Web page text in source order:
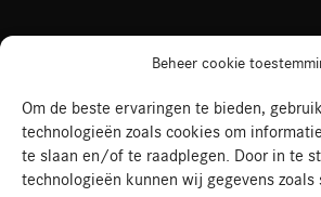
Beheer cookie
Om de beste ervaringen te bieden,
technologieën zoals cookies om
te slaan en/of te raadplegen. Door in te
technologieën kunnen wij gegevens
Mercedes-Benz Rogiers op Social